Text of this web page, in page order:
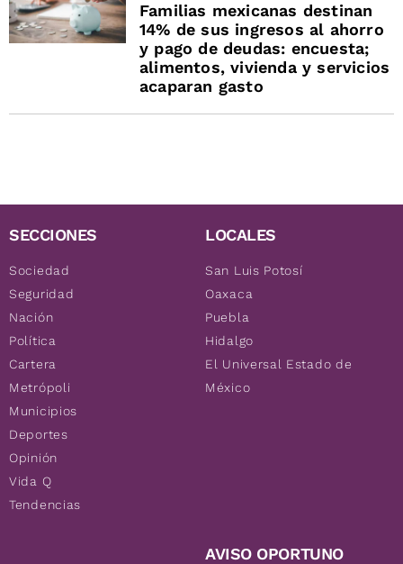
Familias mexicanas destinan
14% de sus ingresos al ahorro
y pago de deudas: encuesta;
alimentos, vivienda y servicios
acaparan gasto
SECCIONES
Sociedad
Seguridad
Nación
Política
Cartera
Metrópoli
Municipios
Deportes
Opinión
Vida Q
Tendencias
LOCALES
San Luis Potosí
Oaxaca
Puebla
Hidalgo
El Universal Estado de
México
AVISO OPORTUNO